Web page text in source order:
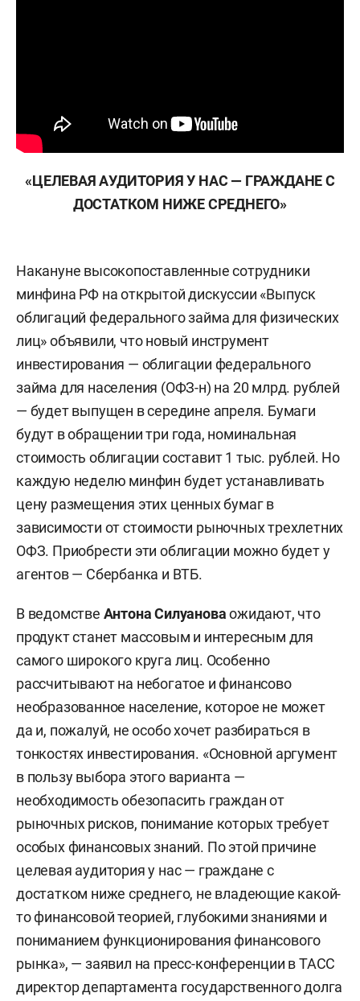
«ЦЕЛЕВАЯ АУДИТОРИЯ У НАС — ГРАЖДАНЕ С
ДОСТАТКОМ НИЖЕ СРЕДНЕГО»
Накануне высокопоставленные сотрудники
минфина РФ на открытой дискуссии «Выпуск
облигаций федерального займа для физических
лиц» объявили, что новый инструмент
инвестирования — облигации федерального
займа для населения (ОФЗ-н) на 20 млрд. рублей
— будет выпущен в середине апреля. Бумаги
будут в обращении три года, номинальная
стоимость облигации составит 1 тыс. рублей. Но
каждую неделю минфин будет устанавливать
цену размещения этих ценных бумаг в
зависимости от стоимости рыночных трехлетних
ОФЗ. Приобрести эти облигации можно будет у
агентов — Сбербанка и ВТБ.
В ведомстве Антона Силуановаожидают, что
продукт станет массовым и интересным для
самого широкого круга лиц. Особенно
рассчитывают на небогатое и финансово
необразованное население, которое не может
да и, пожалуй, не особо хочет разбираться в
тонкостях инвестирования. «Основной аргумент
в пользу выбора этого варианта —
необходимость обезопасить граждан от
рыночных рисков, понимание которых требует
особых финансовых знаний. По этой причине
целевая аудитория у нас — граждане с
достатком ниже среднего, не владеющие какой-
то финансовой теорией, глубокими знаниями и
пониманием функционирования финансового
рынка», — заявил на пресс-конференции в ТАСС
директор департамента государственного долга